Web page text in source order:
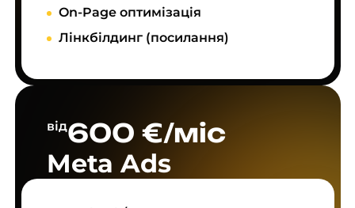
On-Page оптимізація
Лінкбілдинг (посилання)
від600 €/міс
Meta Ads